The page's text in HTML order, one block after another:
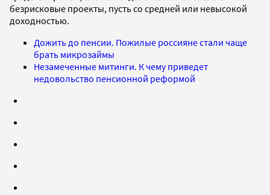
безрисковые проекты, пусть со средней или невысокой
доходностью.
Дожить до пенсии. Пожилые россияне стали чаще
брать микрозаймы
Незамеченные митинги. К чему приведет
недовольство пенсионной реформой